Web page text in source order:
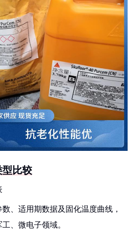
型比较
、适用期数据及固化温度曲线，
、微电子领域。